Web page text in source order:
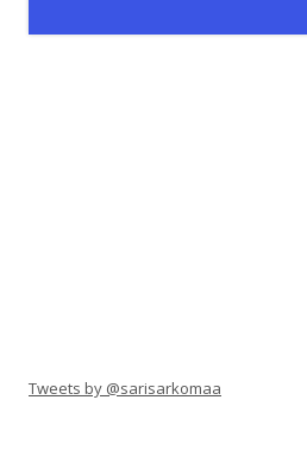
Tweets by @sarisarkomaa